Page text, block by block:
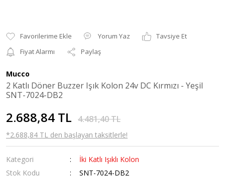
Yorum Yaz
Tavsiye Et
Fiyat Alarmı
Paylaş
Mucco
2 Katlı Döner Buzzer Işık Kolon 24v DC Kırmızı - Yeşil
SNT-7024-DB2
2.688,84 TL 4.481,40 TL
*2.688,84 TL den başlayan taksitlerle!
Kategori
İki Katlı Işıklı Kolon
Stok Kodu
SNT-7024-DB2